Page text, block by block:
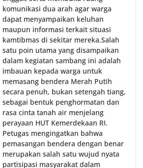
komunikasi dua arah agar warga
dapat menyampaikan keluhan
maupun informasi terkait situasi
kamtibmas di sekitar mereka.‎‎‎Salah
satu poin utama yang disampaikan
dalam kegiatan sambang ini adalah
imbauan kepada warga untuk
memasang bendera Merah Putih
secara penuh, bukan setengah tiang,
sebagai bentuk penghormatan dan
rasa cinta tanah air menjelang
perayaan HUT Kemerdekaan RI.
Petugas mengingatkan bahwa
pemasangan bendera dengan benar
merupakan salah satu wujud nyata
partisipasi masyarakat dalam